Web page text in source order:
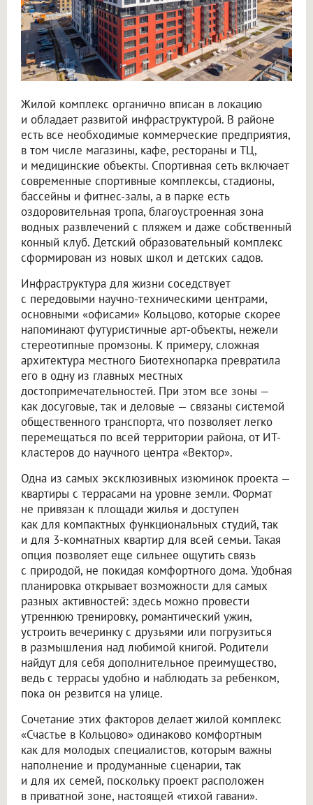
Жилой комплекс органично вписан в локацию
и обладает развитой инфраструктурой. В районе
есть все необходимые коммерческие предприятия,
в том числе магазины, кафе, рестораны и ТЦ,
и медицинские объекты. Спортивная сеть включает
современные спортивные комплексы, стадионы,
бассейны и фитнес-залы, а в парке есть
оздоровительная тропа, благоустроенная зона
водных развлечений с пляжем и даже собственный
конный клуб. Детский образовательный комплекс
сформирован из новых школ и детских садов.
Инфраструктура для жизни соседствует
с передовыми научно-техническими центрами,
основными «офисами» Кольцово, которые скорее
напоминают футуристичные арт-объекты, нежели
стереотипные промзоны. К примеру, сложная
архитектура местного Биотехнопарка превратила
его в одну из главных местных
достопримечательностей. При этом все зоны —
как досуговые, так и деловые — связаны системой
общественного транспорта, что позволяет легко
перемещаться по всей территории района, от ИТ-
кластеров до научного центра «Вектор».
Одна из самых эксклюзивных изюминок проекта —
квартиры с террасами на уровне земли. Формат
не привязан к площади жилья и доступен
как для компактных функциональных студий, так
и для 3-комнатных квартир для всей семьи. Такая
опция позволяет еще сильнее ощутить связь
с природой, не покидая комфортного дома. Удобная
планировка открывает возможности для самых
разных активностей: здесь можно провести
утреннюю тренировку, романтический ужин,
устроить вечеринку с друзьями или погрузиться
в размышления над любимой книгой. Родители
найдут для себя дополнительное преимущество,
ведь с террасы удобно и наблюдать за ребенком,
пока он резвится на улице.
Сочетание этих факторов делает жилой комплекс
«Счастье в Кольцово» одинаково комфортным
как для молодых специалистов, которым важны
наполнение и продуманные сценарии, так
и для их семей, поскольку проект расположен
в приватной зоне, настоящей «тихой гавани».